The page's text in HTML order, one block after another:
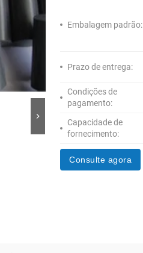
Embalagem padrão:
Prazo de entrega:
Condições de
pagamento:
Capacidade de
fornecimento:
Consulte agora